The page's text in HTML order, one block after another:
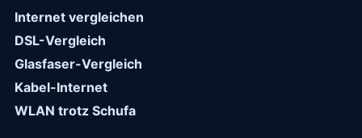
Internet vergleichen
DSL-Vergleich
Glasfaser-Vergleich
Kabel-Internet
WLAN trotz Schufa